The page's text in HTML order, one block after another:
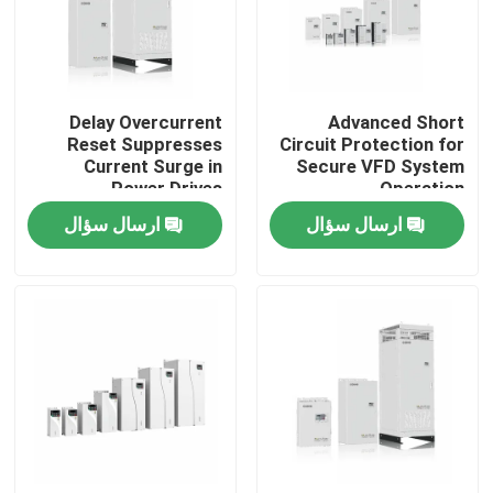
تور کارخانه
کنترل کیفیت
اخبار
درخواست نقل قول
ولتاژ ولتاژ ولتاژ ولتاژ ولتاژ
ولتاژ ولتاژ ولتاژ ولتاژ ولتاژ
Advanced Short
Circuit Protection for
Secure VFD System
Operation
ارسال سؤال
Delay Overcurrent
Reset Suppresses
Current Surge in
Power Drives
ارسال سؤال